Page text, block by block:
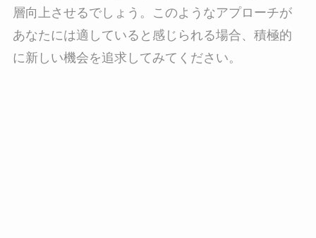
層向上させるでしょう。このようなアプローチが
あなたには適していると感じられる場合、積極的
に新しい機会を追求してみてください。